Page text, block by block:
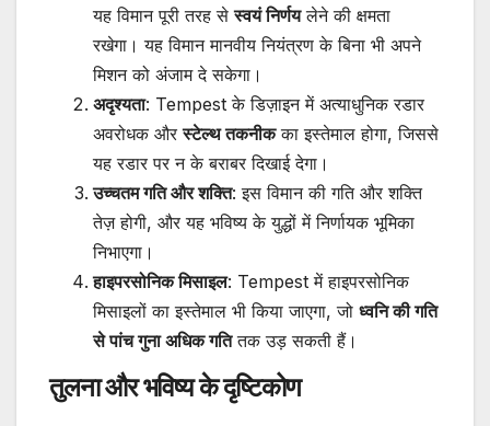
यह विमान पूरी तरह सेस्वयं निर्णयलेने की क्षमता
रखेगा। यह विमान मानवीय नियंत्रण के बिना भी अपने
मिशन को अंजाम दे सकेगा।
अदृश्यता: Tempest के डिज़ाइन में अत्याधुनिक रडार
अवरोधक औरस्टेल्थ तकनीकका इस्तेमाल होगा, जिससे
यह रडार पर न के बराबर दिखाई देगा।
उच्चतम गति और शक्ति: इस विमान की गति और शक्ति
तेज़ होगी, और यह भविष्य के युद्धों में निर्णायक भूमिका
निभाएगा।
हाइपरसोनिक मिसाइल: Tempest में हाइपरसोनिक
मिसाइलों का इस्तेमाल भी किया जाएगा, जो ध्वनि की गति
से पांच गुना अधिक गतितक उड़ सकती हैं।
तुलना और भविष्य के दृष्टिकोण